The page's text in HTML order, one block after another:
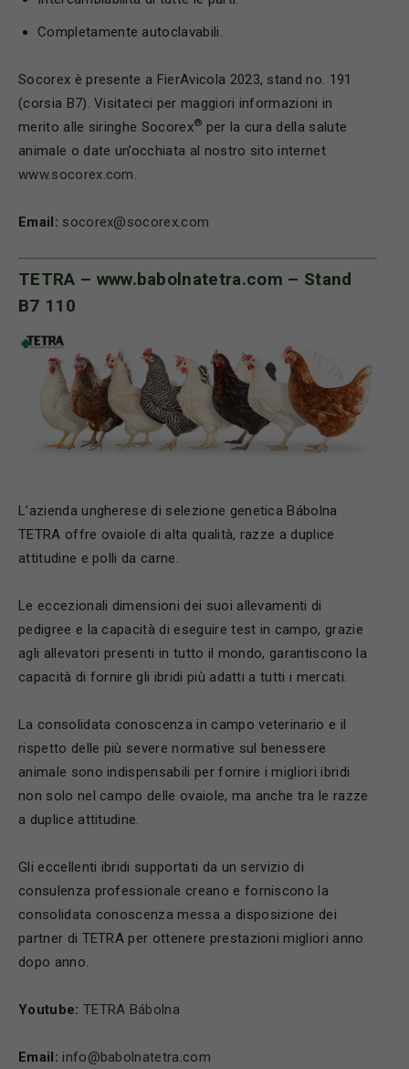
Completamente autoclavabili.
Socorex è presente a FierAvicola 2023, stand no. 191
(corsia B7). Visitateci per maggiori informazioni in
merito alle siringhe Socorex® per la cura della salute
animale o date un’occhiata al nostro sito internet
www.socorex.com.
Email: socorex@socorex.com
TETRA – www.babolnatetra.com – Stand
B7 110
L’azienda ungherese di selezione genetica Bábolna
TETRA offre ovaiole di alta qualità, razze a duplice
attitudine e polli da carne.
Le eccezionali dimensioni dei suoi allevamenti di
pedigree e la capacità di eseguire test in campo, grazie
agli allevatori presenti in tutto il mondo, garantiscono la
capacità di fornire gli ibridi più adatti a tutti i mercati.
La consolidata conoscenza in campo veterinario e il
rispetto delle più severe normative sul benessere
animale sono indispensabili per fornire i migliori ibridi
non solo nel campo delle ovaiole, ma anche tra le razze
a duplice attitudine.
Gli eccellenti ibridi supportati da un servizio di
consulenza professionale creano e forniscono la
consolidata conoscenza messa a disposizione dei
partner di TETRA per ottenere prestazioni migliori anno
dopo anno.
Youtube: TETRA Bábolna
Email:info@babolnatetra.com